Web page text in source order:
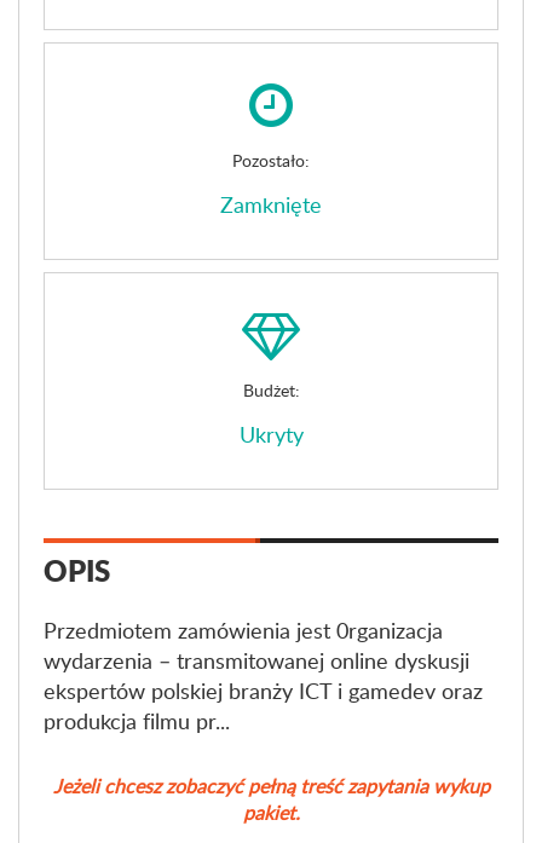
Pozostało:
Zamknięte
Budżet:
Ukryty
OPIS
Przedmiotem zamówienia jest 0rganizacja
wydarzenia – transmitowanej online dyskusji
ekspertów polskiej branży ICT i gamedev oraz
produkcja filmu pr...
Jeżeli chcesz zobaczyć pełną treść zapytania wykup
pakiet.